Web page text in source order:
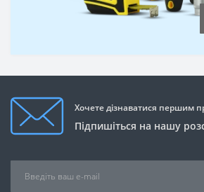
Хочете дізнаватися першим
Підпишіться на нашу